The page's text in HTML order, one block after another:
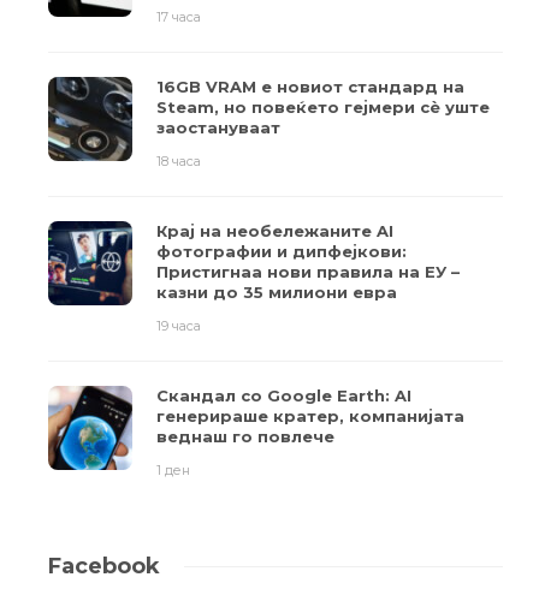
17 часа
16GB VRAM е новиот стандард на
Steam, но повеќето гејмери ​​сè уште
заостануваат
18 часа
Крај на необележаните AI
фотографии и дипфејкови:
Пристигнаа нови правила на ЕУ –
казни до 35 милиони евра
19 часа
Скандал со Google Earth: AI
генерираше кратер, компанијата
веднаш го повлече
1 ден
Facebook